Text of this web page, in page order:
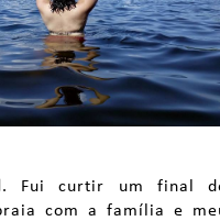
. Fui curtir um final
com a família e